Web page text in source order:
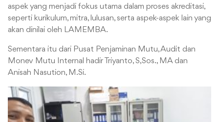
aspek yang menjadi fokus utama dalam proses akreditasi,
seperti kurikulum, mitra, lulusan, serta aspek-aspek lain yang
akan dinilai oleh LAMEMBA.
Sementara itu dari Pusat Penjaminan Mutu, Audit dan
Monev Mutu Internal hadir Triyanto, S,Sos., MA dan
Anisah Nasution, M.Si.